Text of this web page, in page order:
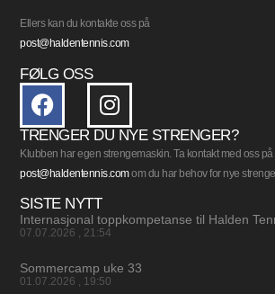
Ellers kan du kontakte oss på
post@haldentennis.com
FØLG OSS
TRENGER DU NYE STRENGER?
Klubben har egen strengemaskin. Ta kontakt med oss på
post@haldentennis.comom du har behov for nye
SISTE NYTT
Internasjonal toppkompetanse til Halden
07.07.2026 21:54
Sommercamp uke 33
01.07.2026 19:50